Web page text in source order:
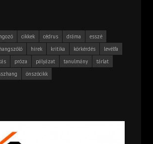
cikkek cédrus dráma
esszé
hangszóló hírek kritika körkérdés
levélfa
próza pályázat tanulmány
tárlat
önszócikk